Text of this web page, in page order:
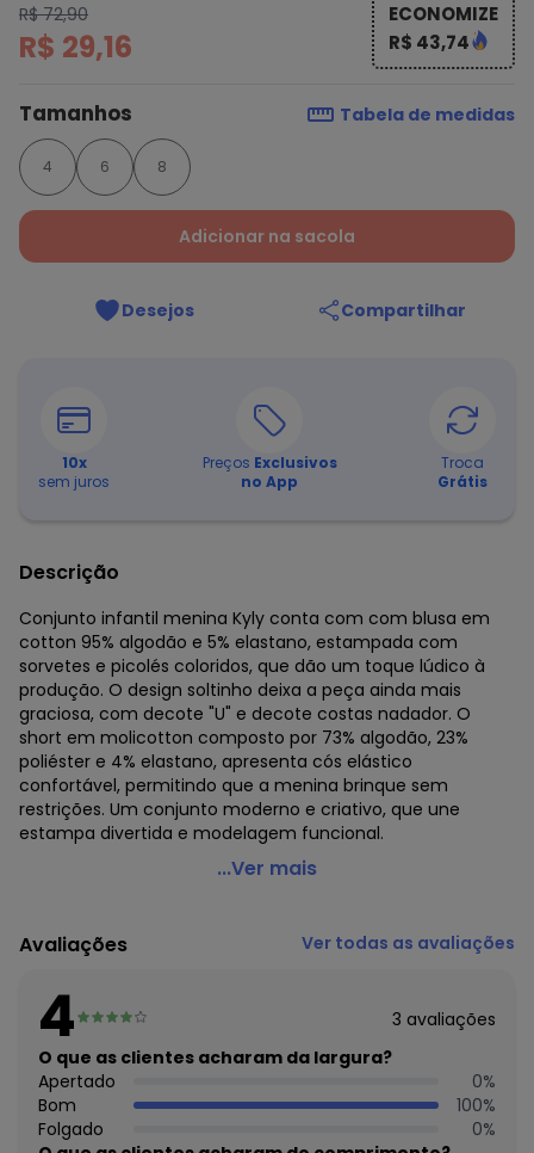
R$ 72,90
R$ 29,16
ECONOMIZE
R$ 43,74
Tamanhos Tabela de medidas
4 6 8
Adicionar na sacola
Desejos Compartilhar
10x
sem juros
Preços Exclusivos
no App
Troca
Grátis
Descrição
Conjunto infantil menina Kyly conta com com blusa em
cotton 95% algodão e 5% elastano, estampada com
sorvetes e picolés coloridos, que dão um toque lúdico à
produção. O design soltinho deixa a peça ainda mais
graciosa, com decote "U" e decote costas nadador. O
short em molicotton composto por 73% algodão, 23%
poliéster e 4% elastano, apresenta cós elástico
confortável, permitindo que a menina brinque sem
restrições. Um conjunto moderno e criativo, que une
estampa divertida e modelagem funcional.
Kyly - Conjunto Infantil Menina Sorvetinho Azul
Modelagem: Ampla
Comprimento da Manga: Curta
Comprimento: Curto
Forro: Não
Cinto: Não acompanha
Cintura: Média
Decote Frente : Redondo
Decote Costas: Redondo
...Ver mais
Avaliações Ver todas as avaliações
4 3 avaliações
O que as clientes acharam da largura?
Apertado
0%
Bom
100%
Folgado
0%